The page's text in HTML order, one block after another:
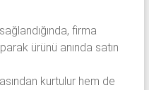
firma
ürünü anında satın
kurtulur hem de